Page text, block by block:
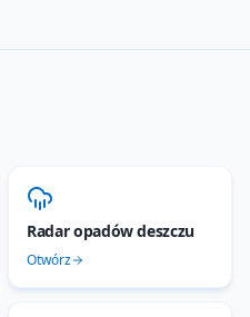
Radar opadów deszczu
Otwórz